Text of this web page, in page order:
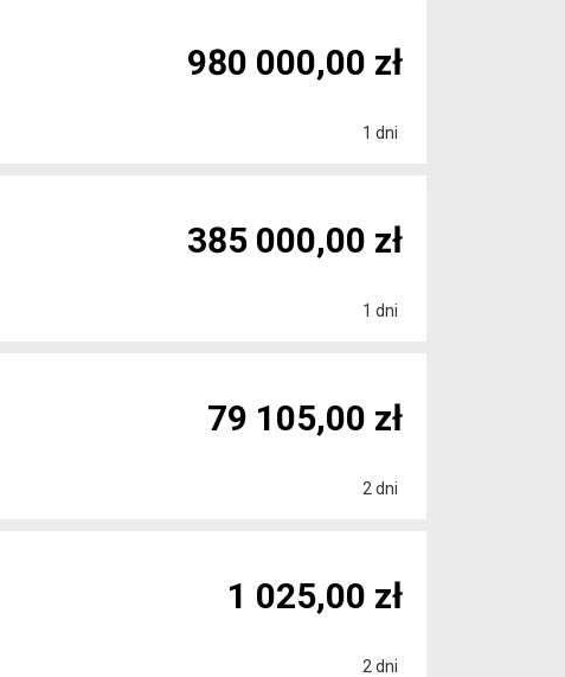
1 dni
980 000,00 zł
1 dni
385 000,00 zł
2 dni
79 105,00 zł
2 dni
1 025,00 zł